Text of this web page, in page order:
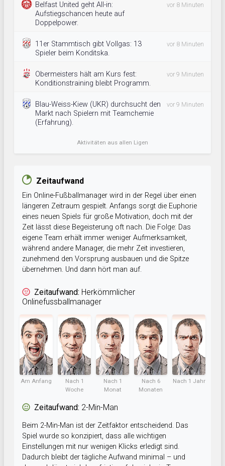
Belfast United geht All-in:
Aufstiegschancen heute auf
Doppelpower.
vor 8 Minuten
11er Stammtisch gibt Vollgas: 13
Spieler beim Konditska.
vor 8 Minuten
Obermeisters hält am Kurs fest:
Konditionstraining bleibt Programm.
vor 9 Minuten
Blau-Weiss-Kiew (UKR) durchsucht den
Markt nach Spielern mit Teamchemie
(Erfahrung).
vor 9 Minuten
Aktivitäten aus allen Ligen
Zeitaufwand
Ein Online-Fußballmanager wird in der Regel über einen
längeren Zeitraum gespielt. Anfangs sorgt die Euphorie
eines neuen Spiels für große Motivation, doch mit der
Zeit lässt diese Begeisterung oft nach. Die Folge: Das
eigene Team erhält immer weniger Aufmerksamkeit,
während andere Manager, die mehr Zeit investieren,
zunehmend den Vorsprung ausbauen und die Spitze
übernehmen. Und dann hört man auf.
Zeitaufwand: Herkömmlicher
Onlinefussballmanager
Am Anfang
Nach 1
Woche
Nach 1
Monat
Nach 6
Monaten
Nach 1 Jahr
Zeitaufwand: 2-Min-Man
Beim 2-Min-Man ist der Zeitfaktor entscheidend. Das
Spiel wurde so konzipiert, dass alle wichtigen
Einstellungen mit nur wenigen Klicks erledigt sind.
Dadurch bleibt der tägliche Aufwand minimal – und